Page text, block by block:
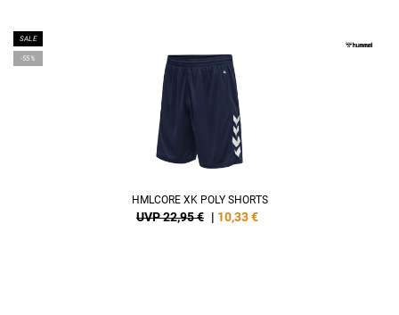
SALE
-55%
HMLCORE XK POLY SHORTS
UVP 22,95 € | 10,33€